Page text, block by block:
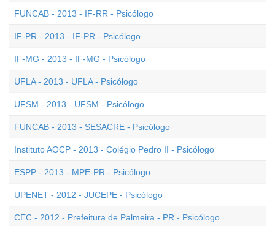
FUNCAB - 2013 - IF-RR - Psicólogo
IF-PR - 2013 - IF-PR - Psicólogo
IF-MG - 2013 - IF-MG - Psicólogo
UFLA - 2013 - UFLA - Psicólogo
UFSM - 2013 - UFSM - Psicólogo
FUNCAB - 2013 - SESACRE - Psicólogo
Instituto AOCP - 2013 - Colégio Pedro II - Psicólogo
ESPP - 2013 - MPE-PR - Psicólogo
UPENET - 2012 - JUCEPE - Psicólogo
CEC - 2012 - Prefeitura de Palmeira - PR - Psicólogo